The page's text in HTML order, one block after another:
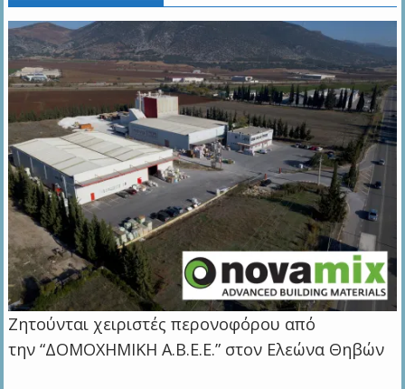
Ζητούνται χειριστές περονοφόρου από
την “ΔΟΜΟΧΗΜΙΚΗ Α.Β.Ε.Ε.” στον Ελεώνα Θηβών